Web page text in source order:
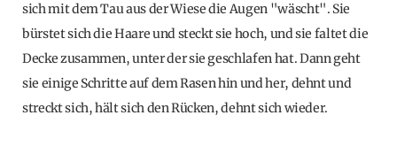
sich mit dem Tau aus der Wiese die Augen "wäscht". Sie
bürstet sich die Haare und steckt sie hoch, und sie faltet die
Decke zusammen, unter der sie geschlafen hat. Dann geht
sie einige Schritte auf dem Rasen hin und her, dehnt und
streckt sich, hält sich den Rücken, dehnt sich wieder.